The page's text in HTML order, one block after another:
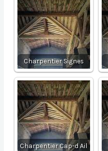
Charpentier Signes
Charpentier Cap-d Ail